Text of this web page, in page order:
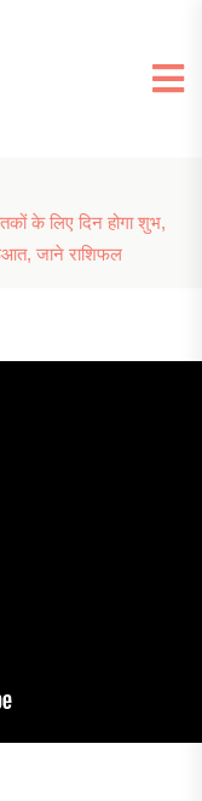
के लिए दिन होगा शुभ,
जाने राशिफल